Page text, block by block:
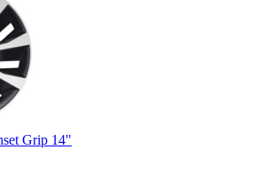
Grip 14"